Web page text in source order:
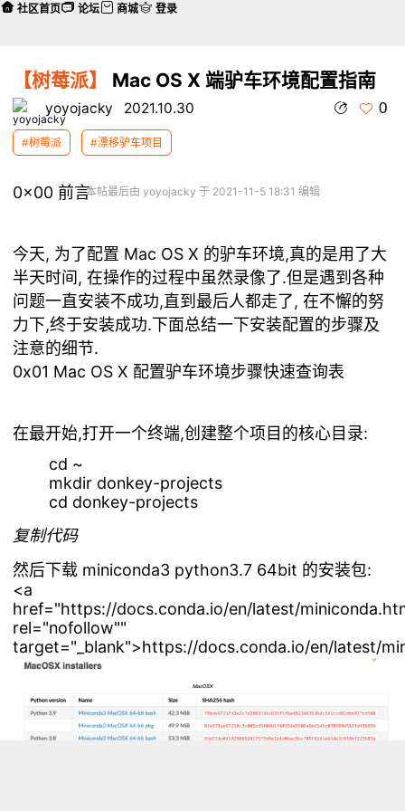
【树莓派】 Mac OS X 端驴车环境配置指南
yoyojacky 2021.10.30 0
#树莓派 #漂移驴车项目
本帖最后由 yoyojacky 于 2021-11-5 18:31 编辑
0x00 前言
今天, 为了配置 Mac OS X 的驴车环境,真的是用了大
半天时间, 在操作的过程中虽然录像了.但是遇到各种
问题一直安装不成功,直到最后人都走了, 在不懈的努
力下,终于安装成功.下面总结一下安装配置的步骤及
注意的细节.
0x01 Mac OS X 配置驴车环境步骤快速查询表
在最开始,打开一个终端,创建整个项目的核心目录:
cd ~
mkdir donkey-projects
cd donkey-projects
复制代码
然后下载 miniconda3 python3.7 64bit 的安装包:
<a
href="https://docs.conda.io/en/latest/
rel="nofollow""
target="_blank">https://docs.conda.io/en/latest/
社区首页 论坛 商城 登录